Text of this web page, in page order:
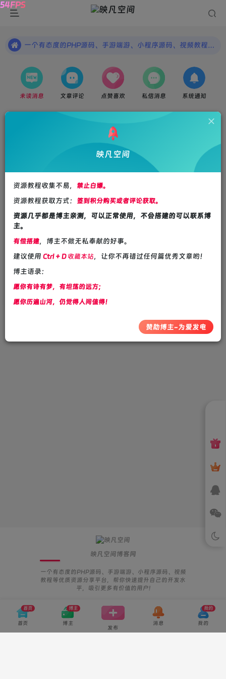
一个有态度的PHP源码、手游端游、小程序源码、视频教程等优质资源分享平台，帮你快速提升自己的开发水平，吸引更多有价值的用户!
一个有态度的PHP源码、手游端游、小程序源码、视频教程等优质资源分享平台，帮你快速提升自己的开发水平，吸引更多有价值的用户!
未读消息 文章评论 点赞喜欢 私信消息 系统通知
Hi！请登录
登录 注册
映凡空间博客网
一个有态度的PHP源码、手游端游、小程序源码、视频
教程等优质资源分享平台，帮你快速提升自己的开发水
平，吸引更多有价值的用户!
免责申明 隐私协议 用户协议 站点地图
Copyright © 2022-2024 · 映凡空间All Rights Reserved | 解释权归本站
【映凡空间工作室】所有
首页
首页
博主
博主
发布
消息 我的
我的
映凡空间
资源教程收集不易， 禁止白嫖。
资源教程获取方式： 签到积分购买或者评论获取。
资源几乎都是博主亲测，可以正常使用，不会搭建的可以联系博
主。
有偿搭建，博主不做无私奉献的好事。
建议使用 Ctrl + D收藏本站，让你不再错过任何篇优秀文章哟！
博主语录：
愿你有诗有梦，有坦荡的远方；
愿你历遍山河，仍觉得人间值得！
赞助博主-为爱发电